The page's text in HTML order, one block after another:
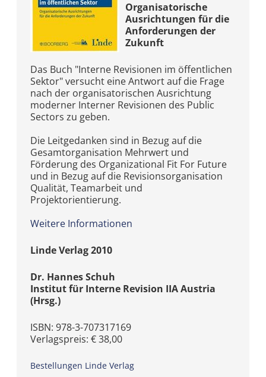
Organisatorische
Ausrichtungen für die
Anforderungen der
Zukunft
Das Buch "Interne Revisionen im öffentlichen
Sektor" versucht eine Antwort auf die Frage
nach der organisatorischen Ausrichtung
moderner Interner Revisionen des Public
Sectors zu geben.
Die Leitgedanken sind in Bezug auf die
Gesamtorganisation Mehrwert und
Förderung des Organizational Fit For Future
und in Bezug auf die Revisionsorganisation
Qualität, Teamarbeit und
Projektorientierung.
Weitere Informationen
Linde Verlag 2010
Dr. Hannes Schuh
Institut für Interne Revision IIA Austria
(Hrsg.)
ISBN: 978-3-707317169
Verlagspreis: € 38,00
Bestellungen Linde Verlag